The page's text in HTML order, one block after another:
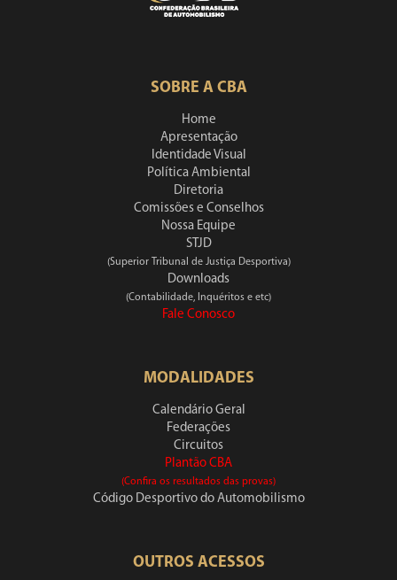
SOBRE A CBA
Home
Apresentação
Identidade Visual
Política Ambiental
Diretoria
Comissões e Conselhos
Nossa Equipe
STJD
(Superior Tribunal de Justiça Desportiva)
Downloads
(Contabilidade, Inquéritos e etc)
Fale Conosco
MODALIDADES
Calendário Geral
Federações
Circuitos
Plantão CBA
(Confira os resultados das provas)
Código Desportivo do Automobilismo
OUTROS ACESSOS